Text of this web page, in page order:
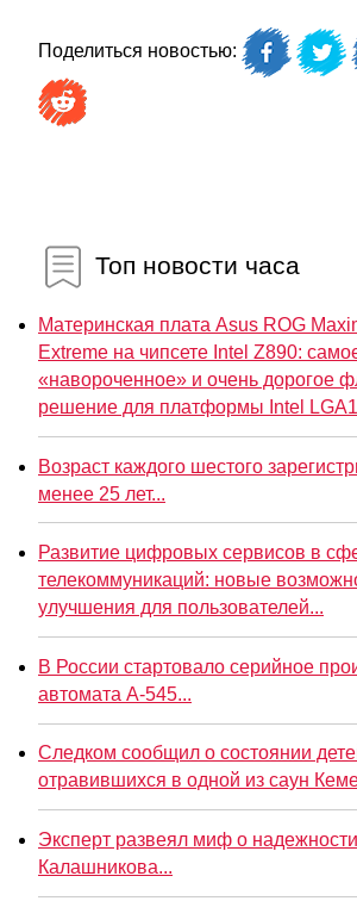
Поделиться новостью:
Топ новости часа
Материнская плата Asus ROG
Extreme на чипсете Intel Z890:
«навороченное» и очень дорогое
решение для платформы Intel
Возраст каждого шестого
менее 25 лет...
Развитие цифровых сервисов в
телекоммуникаций: новые
улучшения для пользователей...
В России стартовало серийное
автомата А-545...
Следком сообщил о состоянии
отравившихся в одной из саун
Эксперт развеял миф о
Калашникова...